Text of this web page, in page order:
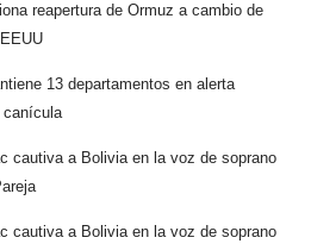
reapertura de Ormuz a cambio de
13 departamentos en alerta
canícula
cautiva a Bolivia en la voz de soprano
cautiva a Bolivia en la voz de soprano